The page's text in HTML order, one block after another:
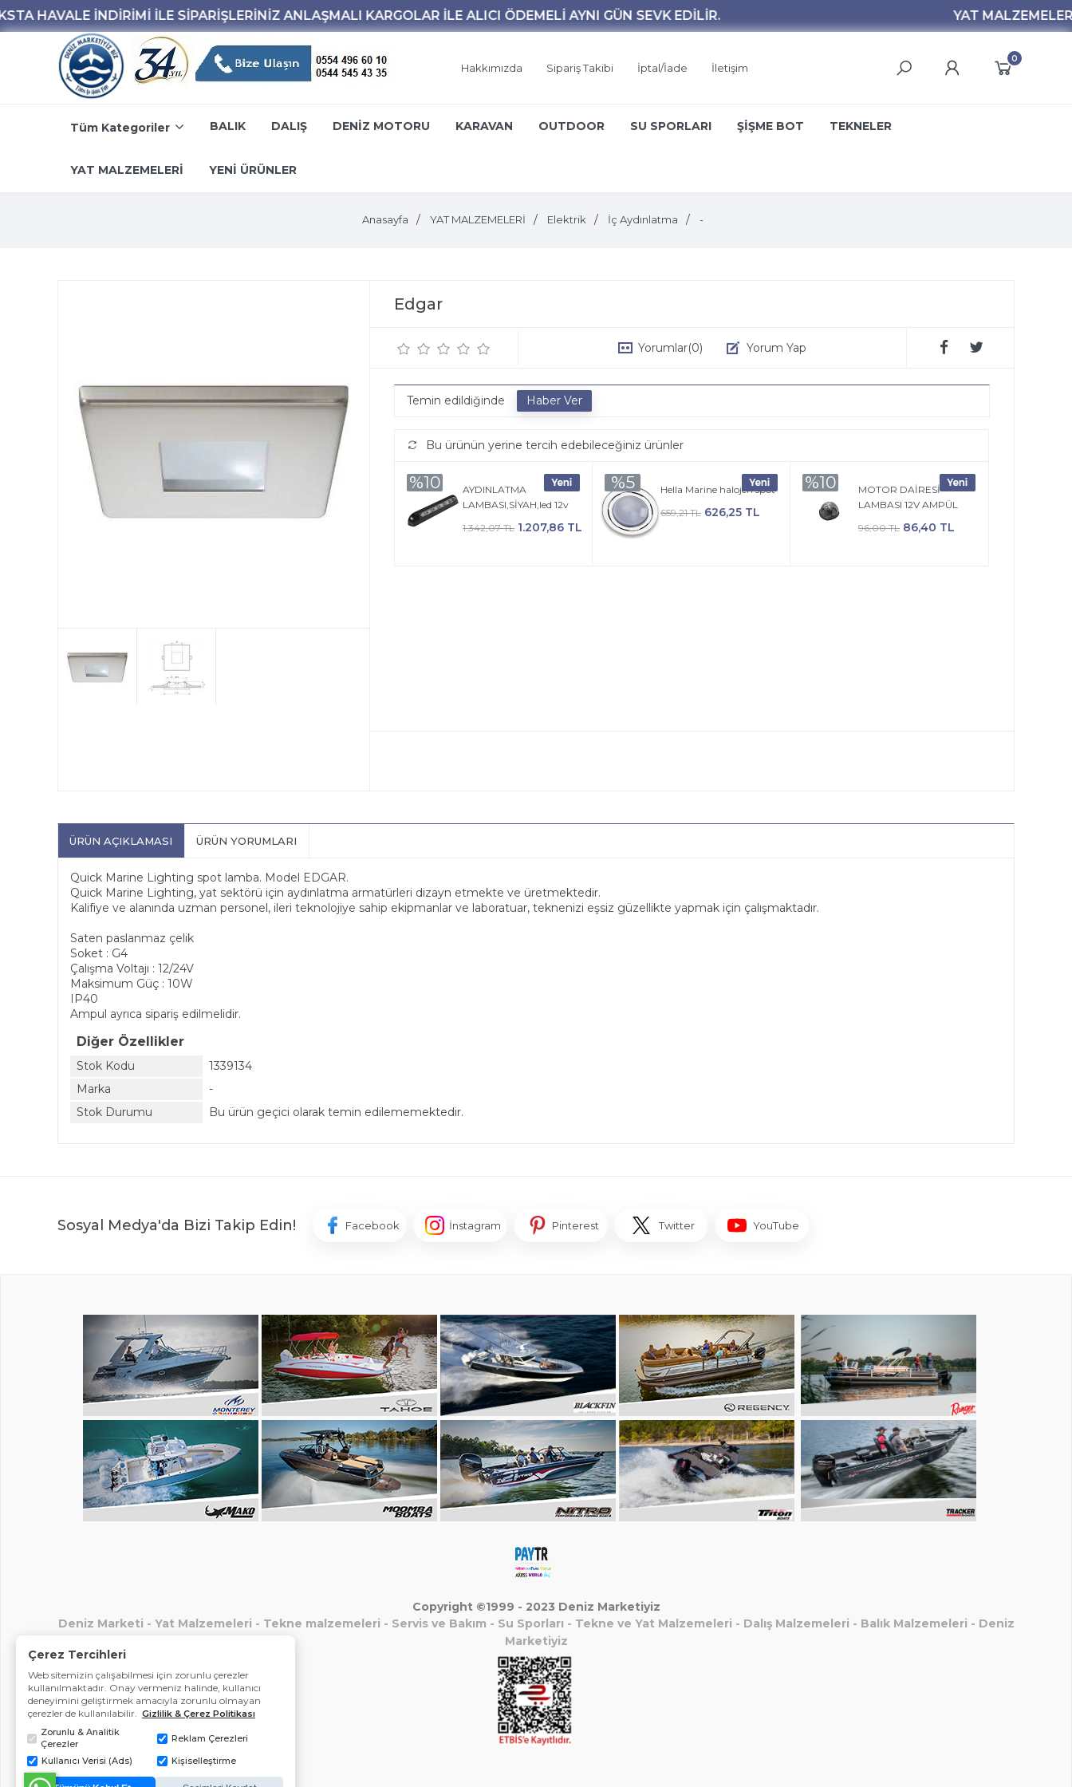
Hakkımızda Sipariş Takibi İptal/İade İletişim
0
Tüm Kategoriler BALIK DALIŞ DENİZ MOTORU KARAVAN OUTDOOR SU SPORLARI ŞİŞME BOT TEKNELER
YAT MALZEMELERİ YENİ ÜRÜNLER
Anasayfa YAT MALZEMELERİ Elektrik İç Aydınlatma -
Edgar
Yorumlar(0) Yorum Yap
Temin edildiğinde
Bu ürünün yerine tercih edebileceğiniz ürünler
AYDINLATMA
LAMBASI,SİYAH,led 12v
1.342,07 TL 1.207,86 TL
%10
Hella Marine halojen spot
659,21 TL 626,25 TL
%5
MOTOR DAİRESİ
LAMBASI 12V AMPÜL
96,00 TL 86,40 TL
%10
ÜRÜN AÇIKLAMASI ÜRÜN YORUMLARI
Quick Marine Lighting spot lamba. Model EDGAR.
Quick Marine Lighting, yat sektörü için aydınlatma armatürleri dizayn etmekte ve üretmektedir.
Kalifiye ve alanında uzman personel, ileri teknolojiye sahip ekipmanlar ve laboratuar, teknenizi eşsiz güzellikte yapmak için çalışmaktadır.
Saten paslanmaz çelik
Soket : G4
Çalışma Voltajı : 12/24V
Maksimum Güç : 10W
IP40
Ampul ayrıca sipariş edilmelidir.
Diğer Özellikler
Stok Kodu
1339134
Marka
-
Stok Durumu
Bu ürün geçici olarak temin edilememektedir.
Sosyal Medya'da Bizi Takip Edin! Facebook İnstagram Pinterest Twitter YouTube
Copyright ©1999 - 2023 Deniz Marketiyiz
Deniz Marketi - Yat Malzemeleri - Tekne malzemeleri - Servis ve Bakım - Su Sporları - Tekne ve Yat Malzemeleri - Dalış Malzemeleri - Balık Malzemeleri - Deniz
Marketiyiz
Çerez Tercihleri
Web sitemizin çalışabilmesi için zorunlu çerezler
kullanılmaktadır. Onay vermeniz halinde, kullanıcı
deneyimini geliştirmek amacıyla zorunlu olmayan
çerezler de kullanılabilir. Gizlilik & Çerez Politikası
Zorunlu & Analitik
Çerezler
Reklam Çerezleri
Kullanıcı Verisi (Ads) Kişiselleştirme